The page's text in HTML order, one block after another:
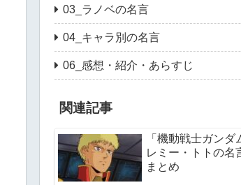
03_ラノベの名言
04_キャラ別の名言
06_感想・紹介・あらすじ
関連記事
「機動戦士ガン
レミー・トトの名
まとめ